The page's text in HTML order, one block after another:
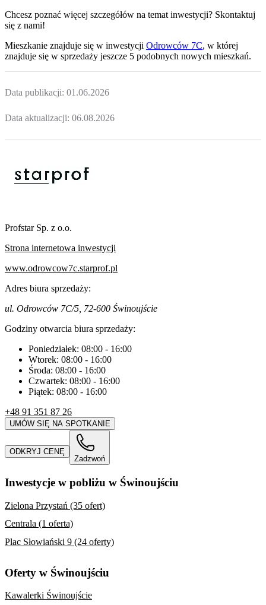
Chcesz poznać więcej szczegółów na temat inwestycji? Skontaktuj
się z nami!
Mieszkanie znajduje się w inwestycji Odrowców 7C, w której
znajduje się w sprzedaży jeszcze 5 podobnych nowych mieszkań.
Data publikacji: 01.06.2026
Data aktualizacji: 06.08.2026
Profstar Sp. z o.o.
Strona internetowa inwestycji
www.odrowcow7c.starprof.pl
Adres biura sprzedaży:
ul. Odrowców 7C/5, 72-600 Świnoujście
Godziny otwarcia biura sprzedaży:
Poniedziałek: 08:00 - 16:00
Wtorek: 08:00 - 16:00
Środa: 08:00 - 16:00
Czwartek: 08:00 - 16:00
Piątek: 08:00 - 16:00
+48 91 351 87 26
UMÓW SIĘ NA SPOTKANIE
ODKRYJ CENĘ
Zadzwoń
Inwestycje w pobliżu w Świnoujściu
Zielona Przystań (35 ofert)
Centrala (1 oferta)
Plac Słowiański 9 (24 oferty)
Oferty w Świnoujściu
Kawalerki Świnoujście